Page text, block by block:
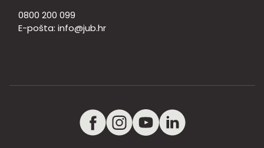
0800 200 099
E-pošta: info@jub.hr